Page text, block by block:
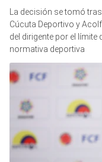
La decisión se tomó
Cúcuta Deportivo y
del dirigente por el límite
normativa deportiva